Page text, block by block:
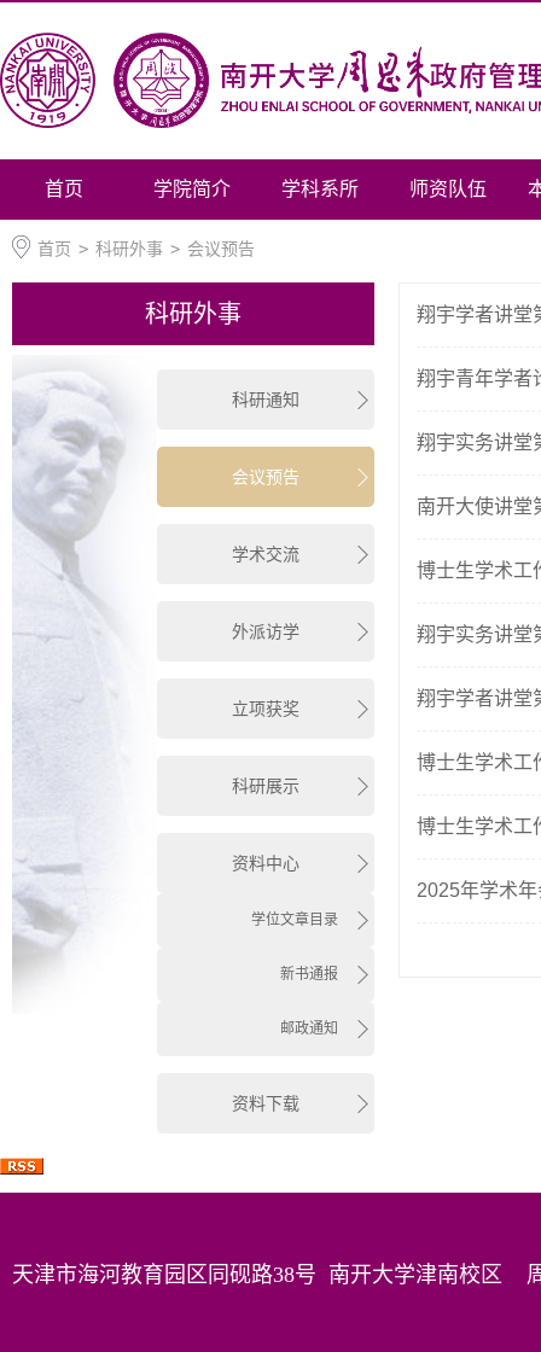
首页 学院简介 学科系所 师资队伍
首页 > 科研外事 > 会议预告
科研外事
科研通知
会议预告
学术交流
外派访学
立项获奖
科研展示
资料中心
学位文章目录
新书通报
邮政通知
资料下载
翔宇学者讲堂
翔宇青年学者
翔宇实务讲堂
南开大使讲堂
博士生学术工
翔宇实务讲堂
翔宇学者讲堂
博士生学术工
博士生学术工
2025年学术
天津市海河教育园区同砚路38号 南开大学津南校区